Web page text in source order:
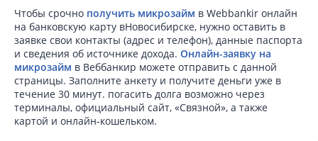
Чтобы срочно получить микрозайм в Webbankir онлайн
на банковскую карту вНовосибирске, нужно оставить в
заявке свои контакты (адрес и телефон), данные паспорта
и сведения об источнике дохода. Онлайн-заявку на
микрозайм в Веббанкир можете отправить с данной
страницы. Заполните анкету и получите деньги уже в
течение 30 минут. погасить долга возможно через
терминалы, официальный сайт, «Связной», а также
картой и онлайн-кошельком.